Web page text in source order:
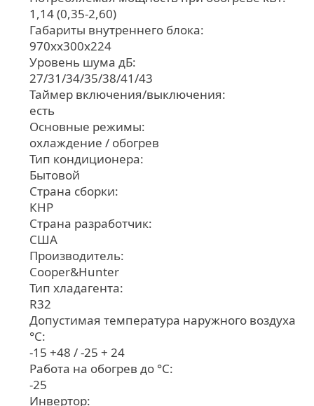
1,14 (0,35-2,60)
Габариты внутреннего блока:
970хx300х224
Уровень шума дБ:
27/31/34/35/38/41/43
Таймер включения/выключения:
есть
Основные режимы:
охлаждение / обогрев
Тип кондиционера:
Бытовой
Страна сборки:
КНР
Страна разработчик:
США
Производитель:
Cooper&Hunter
Тип хладагента:
R32
Допустимая температура наружного воздуха
°С:
-15 +48 / -25 + 24
Работа на обогрев до °С:
-25
Инвертор: